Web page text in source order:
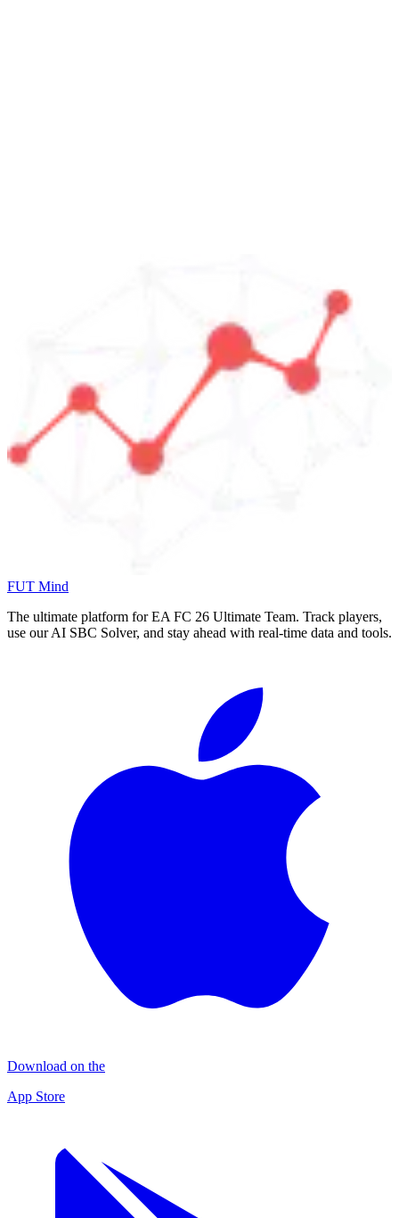
FUT Mind
The ultimate platform for EA FC 26 Ultimate Team. Track players,
use our AI SBC Solver, and stay ahead with real-time data and tools.
Download on the
App Store